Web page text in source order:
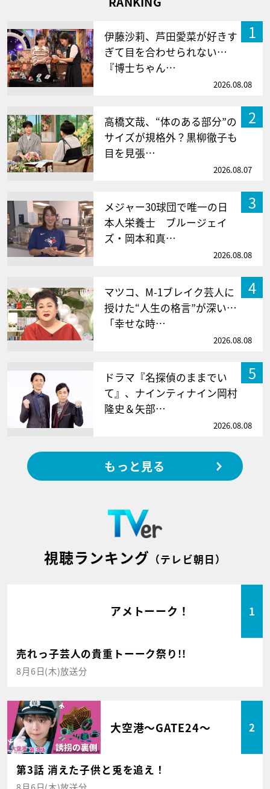
1
伊藤沙莉、芦田愛菜が好きす
ぎて目を合わせられない…
『博士ちゃん…
2026.08.08
2
高橋文哉、“体のある部分”の
サイズが規格外？黒柳徹子も
目を見張…
2026.08.07
3
メジャー30球団で唯一の日
本人栄養士 ブルージェイ
ズ・岡本和真…
2026.08.08
4
マツコ、M-1ブレイク芸人に
授けた“人生の格言”が深い…
「幸せな時…
2026.08.08
5
ドラマ『名探偵のままでい
て』、ナインティナイン岡村
隆史＆矢部…
2026.08.08
もっと見る
視聴ランキング （テレビ朝日）
アメトーーク！ 1
売れっ子芸人の貴重トーーク祭り!!
8月6日(木)放送分
大空港～GATE24～ 2
第3話 消えた子供と兎を追え！